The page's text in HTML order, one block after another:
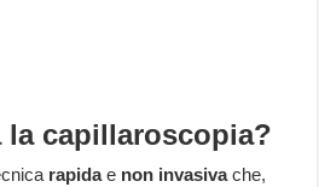
la capillaroscopia?
rapidae non invasivache,